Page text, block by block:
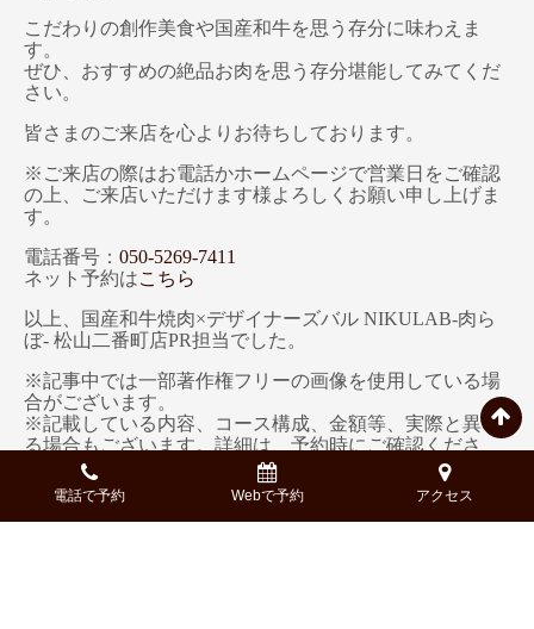
こだわりの創作美食や国産和牛を思う存分に味わえま
す。
ぜひ、おすすめの絶品お肉を思う存分堪能してみてくだ
さい。
皆さまのご来店を心よりお待ちしております。
※ご来店の際はお電話かホームページで営業日をご確認
の上、ご来店いただけます様よろしくお願い申し上げま
す。
電話番号： 050-5269-7411
ネット予約はこちら
以上、国産和牛焼肉×デザイナーズバル NIKULAB-肉ら
ぼ- 松山二番町店PR担当でした。
※記事中では一部著作権フリーの画像を使用している場
合がございます。
※記載している内容、コース構成、金額等、実際と異な
る場合もございます。詳細は、予約時にご確認くださ
電話で予約 Webで予約 アクセス